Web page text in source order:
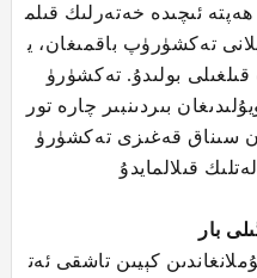
ايتا تەكشۈرۈلگەن ئەھۋالدا، 12 ھەپتە ئىچىدە خەتەرلىك قىلم
تەكشۈرۈپ باقمىغان، ي
بولىدۇ. تەكشۈرۈ
بىردىنبىر چارە تور
سىناق قەغىزى تەكشۈرۈ
بار
كېيىن تاشقى ئەت